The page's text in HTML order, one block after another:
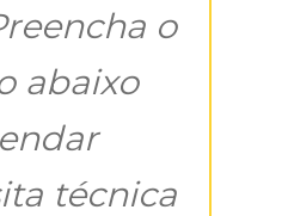
o
abaixo
técnica